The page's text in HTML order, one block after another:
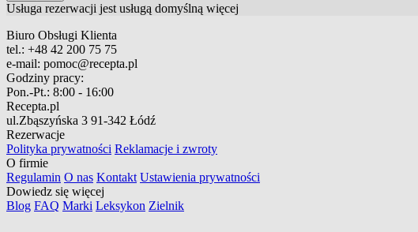
Usługa rezerwacji jest usługą domyślną więcej
Biuro Obsługi Klienta
tel.: +48 42 200 75 75
e-mail: pomoc@recepta.pl
Godziny pracy:
Pon.-Pt.: 8:00 - 16:00
Recepta.pl
ul.Zbąszyńska 3 91-342 Łódź
Rezerwacje
Polityka prywatności Reklamacje i zwroty
O firmie
Regulamin O nas Kontakt Ustawienia prywatności
Dowiedz się więcej
Blog FAQ Marki Leksykon Zielnik